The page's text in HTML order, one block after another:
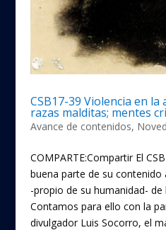
CSB17-39 Violencia en
razas malditas; mentes
Avance de contenidos,
COMPARTE:Compartir El
buena parte de su
-propio de su humanidad-
Contamos para ello con la
divulgador Luis Socorro, el